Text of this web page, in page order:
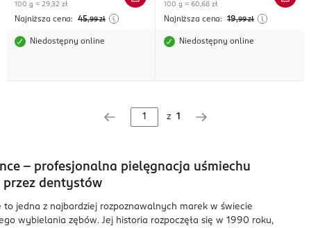
100 g = 29,32 zł
Najniższa cena: 45,99 zł
Niedostępny online
100 g = 60,68 zł
Najniższa cena: 19,99 zł
Niedostępny online
z 1
– profesjonalna pielęgnacja uśmiechu
przez dentystów
to jedna z najbardziej rozpoznawalnych marek w świecie
wybielania zębów. Jej historia rozpoczęła się w 1990 roku,